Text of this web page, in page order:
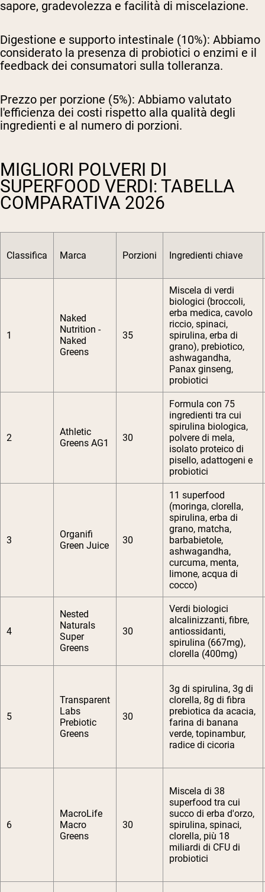
sapore, gradevolezza e facilità di miscelazione.
Digestione e supporto intestinale (10%): Abbiamo
considerato la presenza di probiotici o enzimi e il
feedback dei consumatori sulla tolleranza.
Prezzo per porzione (5%): Abbiamo valutato
l'efficienza dei costi rispetto alla qualità degli
ingredienti e al numero di porzioni.
MIGLIORI POLVERI DI
SUPERFOOD VERDI: TABELLA
COMPARATIVA 2026
Classifica Marca Porzioni Ingredienti chiave
1
Naked
Nutrition -
Naked
Greens
35
Miscela di verdi
biologici (broccoli,
erba medica, cavolo
riccio, spinaci,
spirulina, erba di
grano), prebiotico,
ashwagandha,
Panax ginseng,
probiotici
2
Athletic
Greens AG1
30
Formula con 75
ingredienti tra cui
spirulina biologica,
polvere di mela,
isolato proteico di
pisello, adattogeni e
probiotici
3
Organifi
Green Juice
30
11 superfood
(moringa, clorella,
spirulina, erba di
grano, matcha,
barbabietole,
ashwagandha,
curcuma, menta,
limone, acqua di
cocco)
4
Nested
Naturals
Super
Greens
30
Verdi biologici
alcalinizzanti, fibre,
antiossidanti,
spirulina (667mg),
clorella (400mg)
5
Transparent
Labs
Prebiotic
Greens
30
3g di spirulina, 3g di
clorella, 8g di fibra
prebiotica da acacia,
farina di banana
verde, topinambur,
radice di cicoria
6
MacroLife
Macro
Greens
30
Miscela di 38
superfood tra cui
succo di erba d'orzo,
spirulina, spinaci,
clorella, più 18
miliardi di CFU di
probiotici